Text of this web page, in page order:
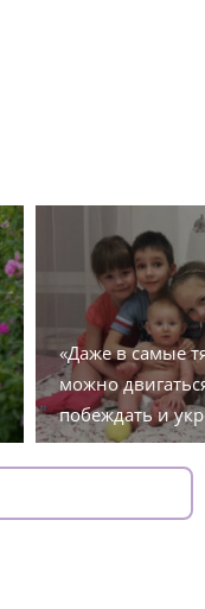
«Даже в самые
можно
побеждать и